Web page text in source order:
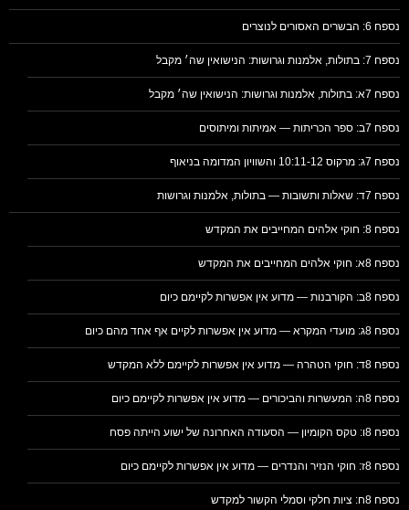
נספח 6: הבשרים האסורים לנוצרים
נספח 7: בתולות, אלמנות וגרושות: הנישואין שה׳ מקבל
נספח 7א: בתולות, אלמנות וגרושות: הנישואין שה׳ מקבל
נספח 7ב: ספר הכריתות — אמיתות ומיתוסים
נספח 7ג: מרקוס 10:11-12 והשוויון המדומה בניאוף
נספח 7ד: שאלות ותשובות — בתולות, אלמנות וגרושות
נספח 8: חוקי אלהים המחייבים את המקדש
נספח 8א: חוקי אלהים המחייבים את המקדש
נספח 8ב: הקורבנות — מדוע אין אפשרות לקיימם כיום
נספח 8ג: מועדי המקרא — מדוע אין אפשרות לקיים אף אחד מהם כיום
נספח 8ד: חוקי הטהרה — מדוע אין אפשרות לקיימם ללא המקדש
נספח 8ה: המעשרות והביכורים — מדוע אין אפשרות לקיימם כיום
נספח 8ו: טקס הקומיון — הסעודה האחרונה של ישוע הייתה פסח
נספח 8ז: חוקי הנזיר והנדרים — מדוע אין אפשרות לקיימם כיום
נספח 8ח: ציות חלקי וסמלי הקשור למקדש